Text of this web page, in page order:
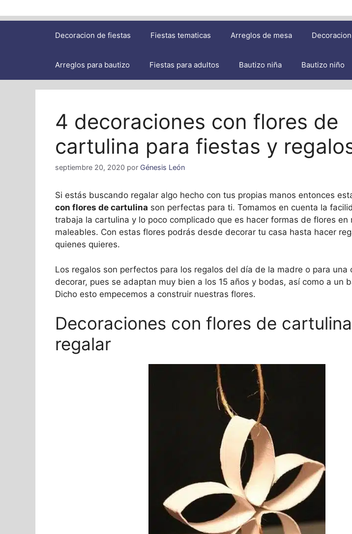
Decoracion de fiestas Fiestas tematicas Arreglos de mesa
Arreglos para bautizo Fiestas para adultos Bautizo niña Bautizo niño
4 decoraciones con flores de
cartulina para fiestas y
septiembre 20, 2020 por Génesis León
Si estás buscando regalar algo hecho con tus propias manos entonces
con flores de cartulina son perfectas para ti. Tomamos en cuenta la
trabaja la cartulina y lo poco complicado que es hacer formas de flores en
maleables. Con estas flores podrás desde decorar tu casa hasta hacer
quienes quieres.
Los regalos son perfectos para los regalos del día de la madre o para una
decorar, pues se adaptan muy bien a los 15 años y bodas, así como a un
Dicho esto empecemos a construir nuestras flores.
Decoraciones con flores de
regalar